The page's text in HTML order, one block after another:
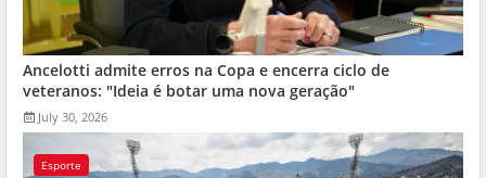
Ancelotti admite erros na Copa e encerra ciclo de
veteranos: "Ideia é botar uma nova geração"
July 30, 2026
Esporte